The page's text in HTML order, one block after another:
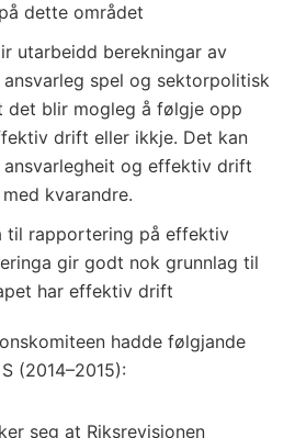
dette området
utarbeidd berekningar av
spel og sektorpolitisk
det blir mogleg å følgje opp
drift eller ikkje. Det kan
og effektiv drift
kvarandre.
til rapportering på effektiv
gir godt nok grunnlag til
har effektiv drift
hadde følgjande
(2014–2015):
seg at Riksrevisjonen